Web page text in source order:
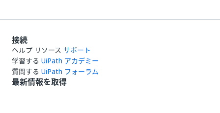
接続
ヘルプ リソース サポート
学習する UiPath アカデミー
質問する UiPath フォーラム
最新情報を取得